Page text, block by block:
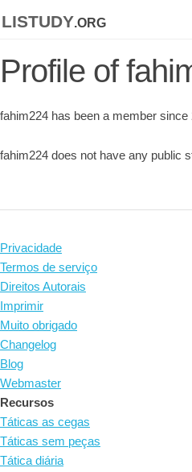
listudy.org
Profile of
fahim224 has been a member since
fahim224 does not have any public
Privacidade
Termos de serviço
Direitos Autorais
Imprimir
Muito obrigado
Changelog
Blog
Webmaster
Recursos
Táticas as cegas
Táticas sem peças
Tática diária